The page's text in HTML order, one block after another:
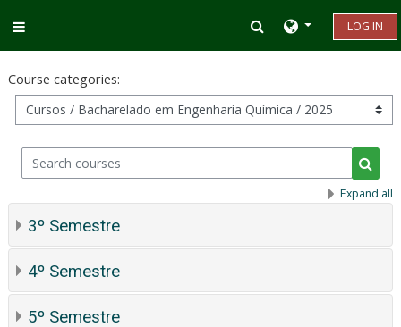
Toggle search
LOG IN
Course categories:
Search courses
Expand all
3º Semestre
4º Semestre
5º Semestre